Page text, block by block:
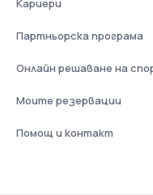
Кариери
Партньорска програма
Онлайн решаване на
Моите резервации
Помощ и контакт